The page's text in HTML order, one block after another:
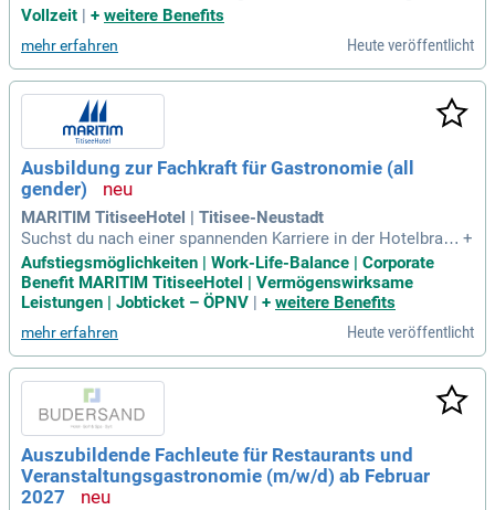
chen Zimmern, umgeben von malerischen Obstbäumen und
er See entfernt, bieten wir eine ruhige ländliche Atmosphäre
am Fuße der Löwensteiner-Berge, ideal für Erholungssuchen
de. Genießen Sie in unserem Restaurant die authentisch sch
wäbische Küche, meisterhaft zubereitet vom Chefkoch pers
önlich. Entspannen Sie im hauseigenen Wellness- und Beaut
ybereich, der beeindruckende 350 m² umfasst. Wir suchen
motivierte Auszubildende, die unseren Gästen einen unverge
sslichen Aufenthalt ermöglichen. Unterkunft und Verpflegun
g werden bei Bedarf bereitgestellt, sodass Sie sich ganz auf
Ihre Ausbildung konzentrieren können.
Vollzeit | + weitere Benefits
mehr erfahren Heute veröffentlicht
Ausbildung zur Fachkraft für Gastronomie (all
gender)
MARITIM TitiseeHotel | Titisee-Neustadt
Suchst du nach einer spannenden Karriere in der Hotelbranc
he? Dann bewirb dich jetzt bei Maritim Hotels! Wir bieten ei
n attraktives Team, faire Bezahlung und viele Weiterbildungs
möglichkeiten. Profitiere von einer ausgewogenen Work-Lif
e-Balance und Aufstiegsperspektiven in einer der 37 Maritim
Einrichtungen weltweit. Vielfalt und konstruktives Feedback
sind uns wichtig, damit du dein volles Potenzial entfalten ka
nnst. Starte deine Ausbildung zum Serviceprofi im Septemb
er 2027 und erlebe herzliche Gastfreundschaft und höchste
Qualität bei Maritim!
+
Aufstiegsmöglichkeiten | Work-Life-Balance | Corporate
Benefit MARITIM TitiseeHotel | Vermögenswirksame
Leistungen | Jobticket – ÖPNV | + weitere Benefits
mehr erfahren Heute veröffentlicht
Auszubildende Fachleute für Restaurants und
Veranstaltungsgastronomie (m/w/d) ab Februar
2027